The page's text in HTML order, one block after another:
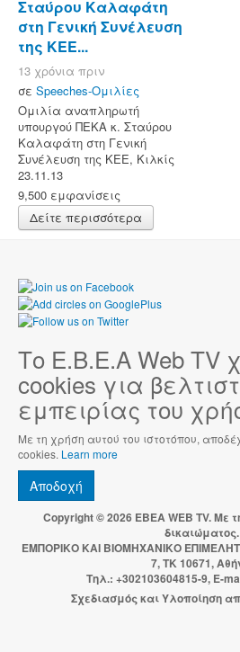
Σταύρου Καλαφάτη
στη Γενική Συνέλευση
της ΚΕΕ...
13 χρόνια πριν
σε Speeches-Ομιλίες
Ομιλία αναπληρωτή
υπουργού ΠΕΚΑ κ. Σταύρου
Καλαφάτη στη Γενική
Συνέλευση της ΚΕΕ, Κιλκίς
23.11.13
9,500 εμφανίσεις
Δείτε περισσότερα
Το Ε.Β.Ε.Α Web TV
cookies για
εμπειρίας του
Με τη χρήση αυτού του ιστοτόπου,
cookies. Learn more
Αποδοχή
Copyright © 2026 EBEA WEB TV. Με
δικαιώματος.
ΕΜΠΟΡΙΚΟ ΚΑΙ ΒΙΟΜΗΧΑΝΙΚΟ
7, ΤΚ 10671,
Τηλ.: +302103604815-9, E-
Σχεδιασμός και Υλοποίηση